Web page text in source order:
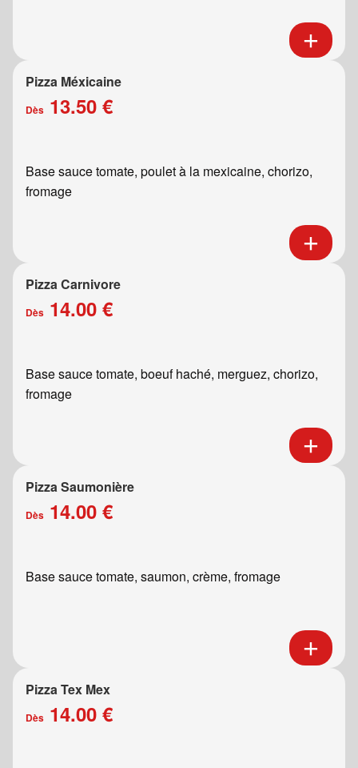
Pizza Méxicaine
Dès 13.50 €
Base sauce tomate, poulet à la mexicaine, chorizo,
fromage
Pizza Carnivore
Dès 14.00 €
Base sauce tomate, boeuf haché, merguez, chorizo,
fromage
Pizza Saumonière
Dès 14.00 €
Base sauce tomate, saumon, crème, fromage
Pizza Tex Mex
Dès 14.00 €